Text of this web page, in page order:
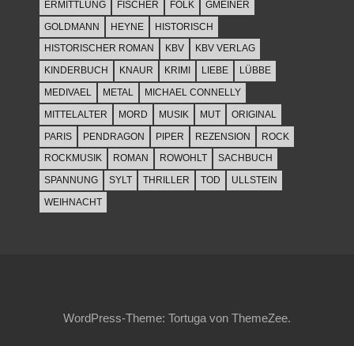
ERMITTLUNG
FISCHER FOLK
GMEINER
GOLDMANN
HEYNE
HISTORISCH
HISTORISCHER ROMAN
KBV
KBV VERLAG
KINDERBUCH
KNAUR KRIMI LIEBE
LÜBBE
MEDIVAEL
METAL
MICHAEL CONNELLY
MITTELALTER
MORD MUSIK MUT
ORIGINAL
PARIS
PENDRAGON PIPER REZENSION
ROCK
ROCKMUSIK
ROMAN ROWOHLT
SACHBUCH
SPANNUNG
SYLT THRILLER TOD
ULLSTEIN
WEIHNACHT
WordPress-Theme: Tortuga von ThemeZee.